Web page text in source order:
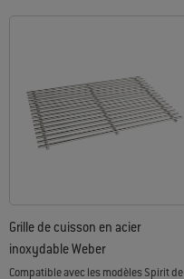
Grille de cuisson en acier
inoxydable Weber
Compatible avec les modèles Spirit de